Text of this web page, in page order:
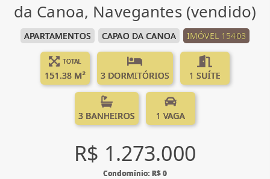
da Canoa, Navegantes (vendido)
APARTAMENTOS CAPAO DA CANOA IMÓVEL 15403
TOTAL
151.38 M² 3 DORMITÓRIOS 1 SUÍTE
3 BANHEIROS 1 VAGA
R$ 1.273.000
Condomínio: R$ 0